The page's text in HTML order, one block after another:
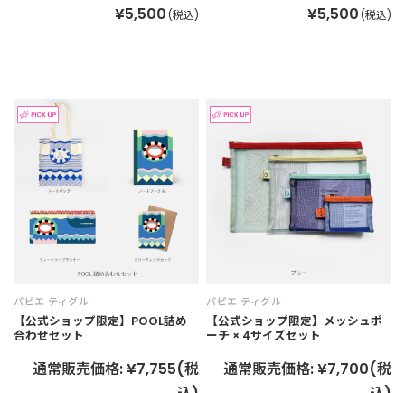
¥5,500 (税込) ¥5,500 (税込)
パピエ ティグル
【公式ショップ限定】POOL詰め
合わせセット
通常販売価格:¥7,755(税
パピエ ティグル
【公式ショップ限定】メッシュポ
ーチ × 4サイズセット
通常販売価格:¥7,700(税